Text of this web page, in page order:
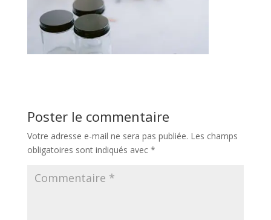
Poster le commentaire
Votre adresse e-mail ne sera pas publiée. Les champs
obligatoires sont indiqués avec *